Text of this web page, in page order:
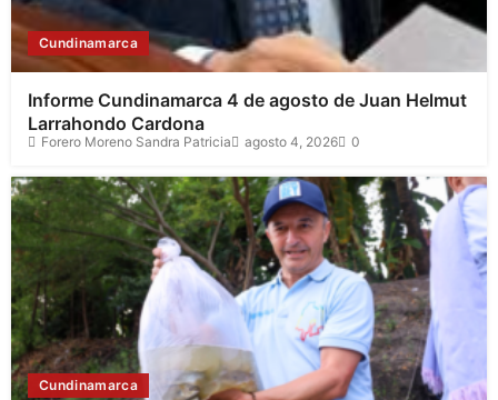
Cundinamarca
Informe Cundinamarca 4 de agosto de Juan Helmut
Larrahondo Cardona
Forero Moreno Sandra Patricia agosto 4, 2026 0
Cundinamarca